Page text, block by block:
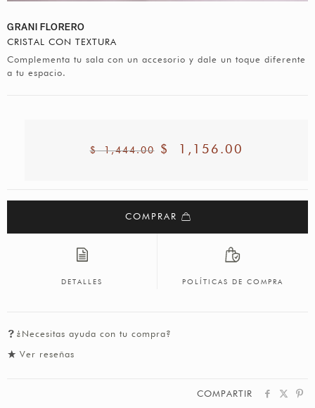
GRANI FLORERO
CRISTAL CON TEXTURA
Complementa tu sala con un accesorio y dale un toque diferente
a tu espacio.
$1,444.00 $ 1,156.00
COMPRAR
DETALLES POLÍTICAS DE COMPRA
¿Necesitas ayuda con tu compra?
Ver reseñas
COMPARTIR